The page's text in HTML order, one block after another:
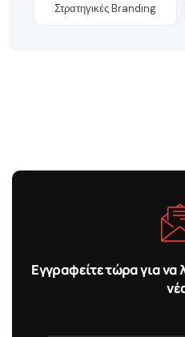
Στρατηγικές Branding
Εγγραφείτε τώρα για να